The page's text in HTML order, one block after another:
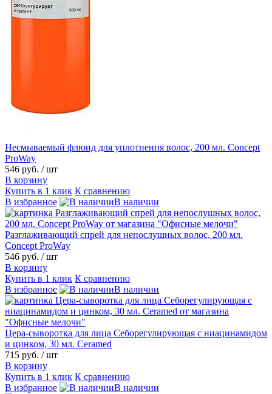
Несмываемый флюид для уплотнения волос, 200 мл. Concept
ProWay
546 руб. / шт
В корзину
Купить в 1 клик К сравнению
В избранное
В наличии
Разглаживающий спрей для непослушных волос, 200 мл.
Concept ProWay
546 руб. / шт
В корзину
Купить в 1 клик К сравнению
В избранное
В наличии
Цера-сыворотка для лица Себорегулирующая с ниацинамидом
и цинком, 30 мл. Ceramed
715 руб. / шт
В корзину
Купить в 1 клик К сравнению
В избранное
В наличии